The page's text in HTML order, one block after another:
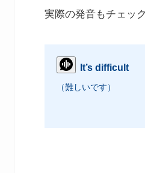
実際の発音もチェッ
It’s difficult
（難しいです）